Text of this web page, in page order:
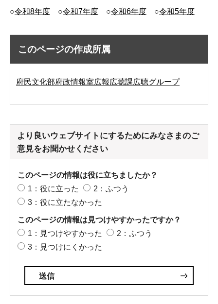
○令和8年度 ○令和7年度 ○令和6年度 ○令和5年度
このページの作成所属
府民文化部府政情報室広報広聴課広聴グループ
より良いウェブサイトにするためにみなさまのご
意見をお聞かせください
このページの情報は役に立ちましたか？
1：役に立った
2：ふつう
3：役に立たなかった
このページの情報は見つけやすかったですか？
1：見つけやすかった
2：ふつう
3：見つけにくかった